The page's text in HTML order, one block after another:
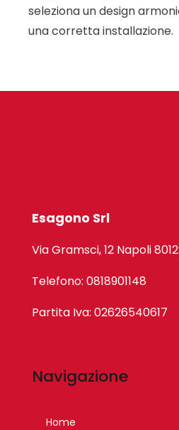
seleziona un design
una corretta installazione.
Esagono Srl
Via Gramsci, 12 Napoli
Telefono: 0818901148
Partita Iva: 02626540617
Navigazione
Home